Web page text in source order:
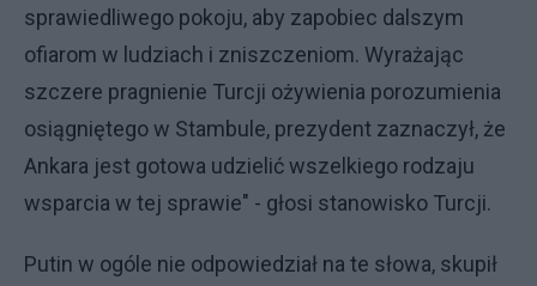
sprawiedliwego pokoju, aby zapobiec dalszym
ofiarom w ludziach i zniszczeniom. Wyrażając
szczere pragnienie Turcji ożywienia porozumienia
osiągniętego w Stambule, prezydent zaznaczył, że
Ankara jest gotowa udzielić wszelkiego rodzaju
wsparcia w tej sprawie" - głosi stanowisko Turcji.
Putin w ogóle nie odpowiedział na te słowa, skupił